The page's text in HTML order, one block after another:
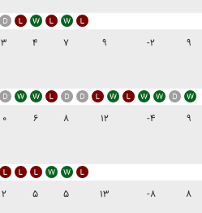
۳ ۴ ۷ ۹ -۲ ۹
۰ ۶ ۸ ۱۲ -۴ ۹
۲ ۵ ۵ ۱۳ -۸ ۸